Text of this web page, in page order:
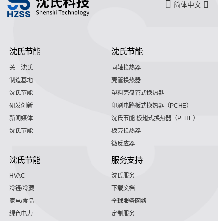
简体中文
沈氏节能
关于沈氏
制造基地
沈氏节能
研发创新
新闻媒体
沈氏节能
沈氏节能
同轴换热器
壳管换热器
塑料壳盘管式换热器
印刷电路板式换热器（PCHE）
沈氏节能:板翅式换热器（PFHE）
板壳换热器
微反应器
沈氏节能
HVAC
冷链/冷藏
家电/食品
绿色电力
服务支持
沈氏服务
下载文档
全球服务网络
定制服务